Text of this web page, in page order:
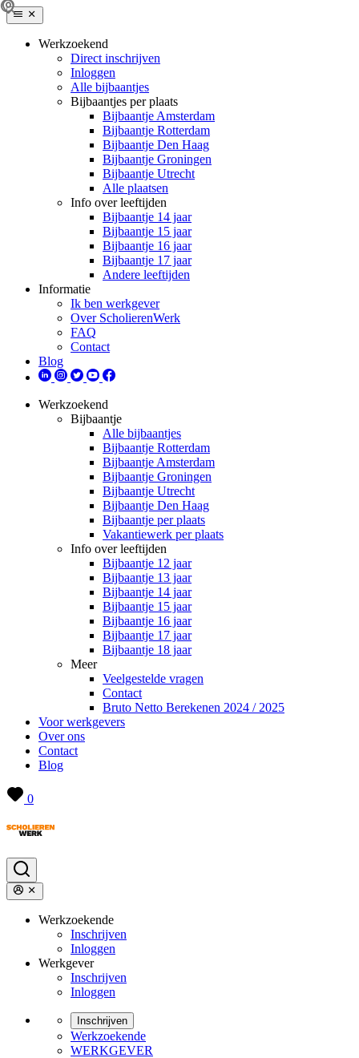
Werkzoekend
Direct inschrijven
Inloggen
Alle bijbaantjes
Bijbaantjes per plaats
Bijbaantje Amsterdam
Bijbaantje Rotterdam
Bijbaantje Den Haag
Bijbaantje Groningen
Bijbaantje Utrecht
Alle plaatsen
Info over leeftijden
Bijbaantje 14 jaar
Bijbaantje 15 jaar
Bijbaantje 16 jaar
Bijbaantje 17 jaar
Andere leeftijden
Informatie
Ik ben werkgever
Over ScholierenWerk
FAQ
Contact
Blog
Werkzoekend
Bijbaantje
Alle bijbaantjes
Bijbaantje Rotterdam
Bijbaantje Amsterdam
Bijbaantje Groningen
Bijbaantje Utrecht
Bijbaantje Den Haag
Bijbaantje per plaats
Vakantiewerk per plaats
Info over leeftijden
Bijbaantje 12 jaar
Bijbaantje 13 jaar
Bijbaantje 14 jaar
Bijbaantje 15 jaar
Bijbaantje 16 jaar
Bijbaantje 17 jaar
Bijbaantje 18 jaar
Meer
Veelgestelde vragen
Contact
Bruto Netto Berekenen 2024 / 2025
Voor werkgevers
Over ons
Contact
Blog
0
Werkzoekende
Inschrijven
Inloggen
Werkgever
Inschrijven
Inloggen
Inschrijven
Werkzoekende
WERKGEVER